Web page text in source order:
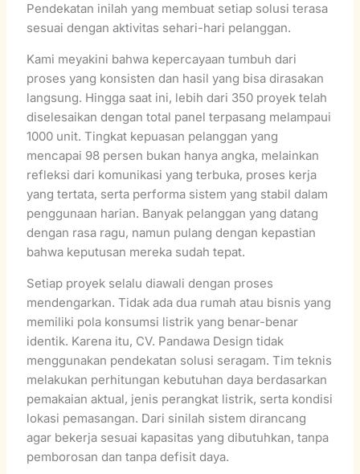
Pendekatan inilah yang membuat setiap solusi terasa
sesuai dengan aktivitas sehari-hari pelanggan.
Kami meyakini bahwa kepercayaan tumbuh dari
proses yang konsisten dan hasil yang bisa dirasakan
langsung. Hingga saat ini, lebih dari 350 proyek telah
diselesaikan dengan total panel terpasang melampaui
1000 unit. Tingkat kepuasan pelanggan yang
mencapai 98 persen bukan hanya angka, melainkan
refleksi dari komunikasi yang terbuka, proses kerja
yang tertata, serta performa sistem yang stabil dalam
penggunaan harian. Banyak pelanggan yang datang
dengan rasa ragu, namun pulang dengan kepastian
bahwa keputusan mereka sudah tepat.
Setiap proyek selalu diawali dengan proses
mendengarkan. Tidak ada dua rumah atau bisnis yang
memiliki pola konsumsi listrik yang benar-benar
identik. Karena itu, CV. Pandawa Design tidak
menggunakan pendekatan solusi seragam. Tim teknis
melakukan perhitungan kebutuhan daya berdasarkan
pemakaian aktual, jenis perangkat listrik, serta kondisi
lokasi pemasangan. Dari sinilah sistem dirancang
agar bekerja sesuai kapasitas yang dibutuhkan, tanpa
pemborosan dan tanpa defisit daya.